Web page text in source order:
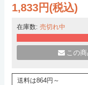
1,833円(税込)
在庫数: 売切れ中
この
送料は864円～